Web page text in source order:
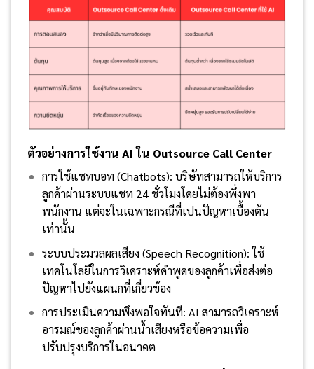
ตัวอย่างการใช้งาน AI ใน Outsource Call Center
การใช้แชทบอท (Chatbots): บริษัทสามารถให้บริการ
ลูกค้าผ่านระบบแชท 24 ชั่วโมงโดยไม่ต้องพึ่งพา
พนักงาน แต่จะในเฉพาะกรณีที่เปนปัญหาเบื้องต้น
เท่านั้น
ระบบประมวลผลเสียง (Speech Recognition): ใช้
เทคโนโลยีในการวิเคราะห์คำพูดของลูกค้าเพื่อส่งต่อ
ปัญหาไปยังแผนกที่เกี่ยวข้อง
การประเมินความพึงพอใจทันที: AI สามารถวิเคราะห์
อารมณ์ของลูกค้าผ่านน้ำเสียงหรือข้อความเพื่อ
ปรับปรุงบริการในอนาคต